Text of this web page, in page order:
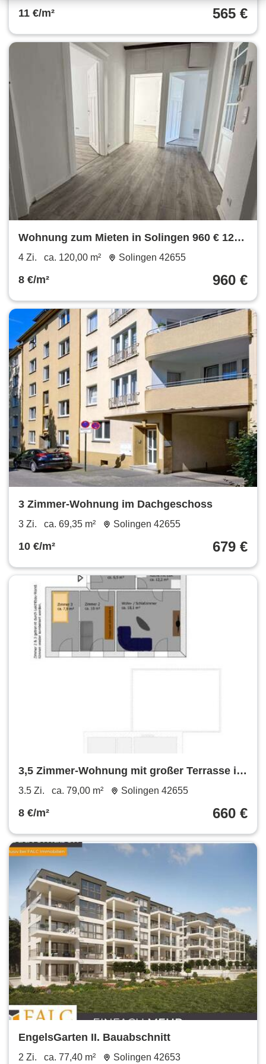
11 €/m² 565 €
Wohnung zum Mieten in Solingen 960 € 120
m²
4 Zi. ca. 120,00 m² Solingen 42655
8 €/m² 960 €
3 Zimmer-Wohnung im Dachgeschoss
3 Zi. ca. 69,35 m² Solingen 42655
10 €/m² 679 €
3,5 Zimmer-Wohnung mit großer Terrasse in
42655 Solingen
3.5 Zi. ca. 79,00 m² Solingen 42655
8 €/m² 660 €
EngelsGarten II. Bauabschnitt
2 Zi. ca. 77,40 m² Solingen 42653